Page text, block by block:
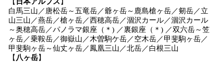
白馬三山／唐松岳～五竜岳／爺ヶ岳～鹿島槍ヶ岳／剱岳／立
山三山／燕岳／槍ヶ岳／西穂高岳／涸沢カール／涸沢カール
～奥穂高岳／パノラマ銀座（＊) ／裏銀座（＊) ／双六岳～笠
ヶ岳／乗鞍岳／御嶽山／木曽駒ケ岳／空木岳／甲斐駒ヶ岳／
甲斐駒ヶ岳～仙丈ヶ岳／鳳凰三山／北岳／白根三山
【 八ヶ岳】